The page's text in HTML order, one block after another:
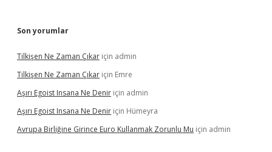
Son yorumlar
Tilkişen Ne Zaman Çıkar için admin
Tilkişen Ne Zaman Çıkar için Emre
Aşırı Egoist Insana Ne Denir için admin
Aşırı Egoist Insana Ne Denir için Hümeyra
Avrupa Birliğine Girince Euro Kullanmak Zorunlu Mu için admin